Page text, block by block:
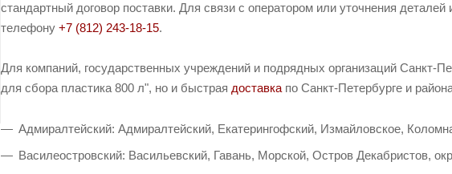
стандартный договор поставки. Для связи с оператором или уточнения
телефону +7 (812) 243-18-15.
Для компаний, государственных учреждений и подрядных организаций Санкт-
для сбора пластика 800 л", но и быстрая доставка по Санкт-Петербурге и
Адмиралтейский: Адмиралтейский, Екатерингофский, Измайловское,
Василеостровский: Васильевский, Гавань, Морской, Остров Декабристов,